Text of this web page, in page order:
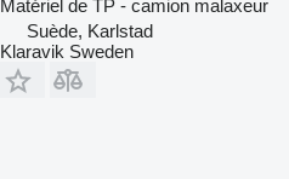
Matériel de TP - camion malaxeur
Suède, Karlstad
Klaravik Sweden